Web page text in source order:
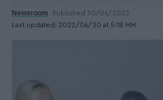
Last updated: 2022/06/30 at 5:18 ΜΜ
Newsroom Published 30/06/2022